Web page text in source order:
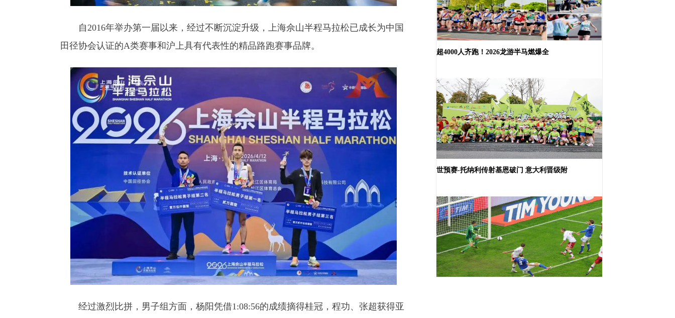
自2016年举办第一届以来，经过不断沉淀升级，上海佘山半程马拉松已成长为中国
田径协会认证的A类赛事和沪上具有代表性的精品路跑赛事品牌。
经过激烈比拼，男子组方面，杨阳凭借1:08:56的成绩摘得桂冠，程功、张超获得亚
超4000人齐跑！2026龙游半马燃爆全
世预赛-托纳利传射基恩破门 意大利晋级附